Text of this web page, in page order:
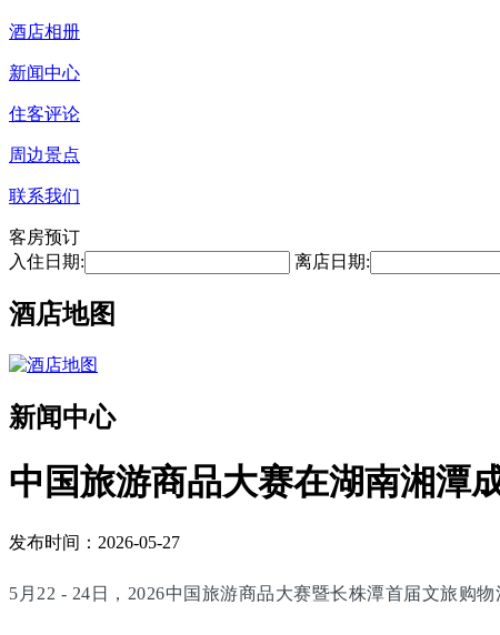
酒店相册
新闻中心
住客评论
周边景点
联系我们
客房预订
入住日期:
离店日期:
酒店地图
新闻中心
中国旅游商品大赛在湖南湘潭
发布时间：2026-05-27
5月22 - 24日，2026中国旅游商品大赛暨长株潭首届文旅购